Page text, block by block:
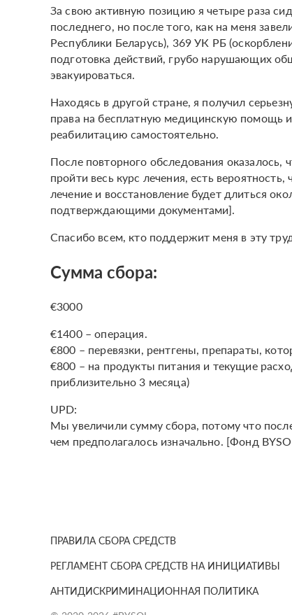
За свою активную позицию я четыре раза
последнего, но после того, как на меня
Республики Беларусь), 369 УК РБ
подготовка действий, грубо нарушающих
эвакуироваться.
Находясь в другой стране, я получил
права на бесплатную медицинскую помощь
реабилитацию самостоятельно.
После повторного обследования оказалось,
пройти весь курс лечения, есть
лечение и восстановление будет длиться
подтверждающими документами].
Спасибо всем, кто поддержит меня в эту
Сумма сбора:
€3000
€1400 – операция.
€800 – перевязки, рентгены, препараты,
€800 – на продукты питания и текущие
приблизительно 3 месяца)
UPD:
Мы увеличили сумму сбора, потому что
чем предполагалось изначально. ​​[Фонд
ПРАВИЛА СБОРА СРЕДСТВ
РЕГЛАМЕНТ СБОРА СРЕДСТВ НА ИНИЦИАТИВЫ
АНТИДИСКРИМИНАЦИОННАЯ ПОЛИТИКА